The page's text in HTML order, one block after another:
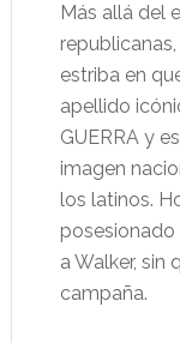
Más allá del
estriba en
apellido
GUERRA y
imagen
los latinos.
posesionado
a Walker, sin
campaña.